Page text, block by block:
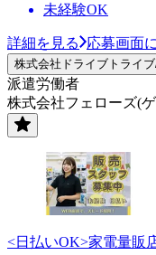
未経験OK
詳細を見る 応募画面
株式会社ドライブトライ
派遣労働者
株式会社フェローズ(
<日払いOK>家電量販